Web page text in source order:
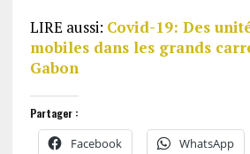
LIRE aussi: Covid-19: Des
mobiles dans les grands
Gabon
Partager :
Facebook WhatsApp